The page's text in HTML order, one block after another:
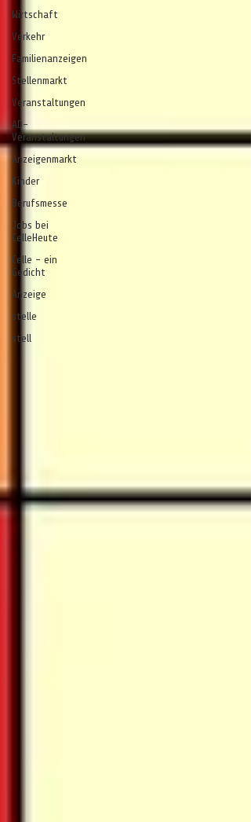
Wirtschaft
Verkehr
Familienanzeigen
Stellenmarkt
Veranstaltungen
AD-
Veranstaltungen
Anzeigenmarkt
Kinder
Berufsmesse
Jobs bei
CelleHeute
Celle - ein
Gedicht
Anzeige
stelle
stell